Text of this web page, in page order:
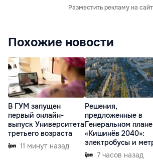
Разместить рекламу на
Похожие новости
В ГУМ запущен
первый онлайн-
выпуск Университета
третьего возраста
11 минут назад
Решения,
предложенные в
Генеральном плане
«Кишинёв 2040»:
электробусы и
7 часов назад